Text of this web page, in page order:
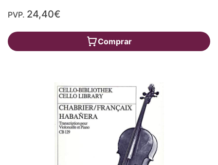
PVP. 24,40€
Comprar